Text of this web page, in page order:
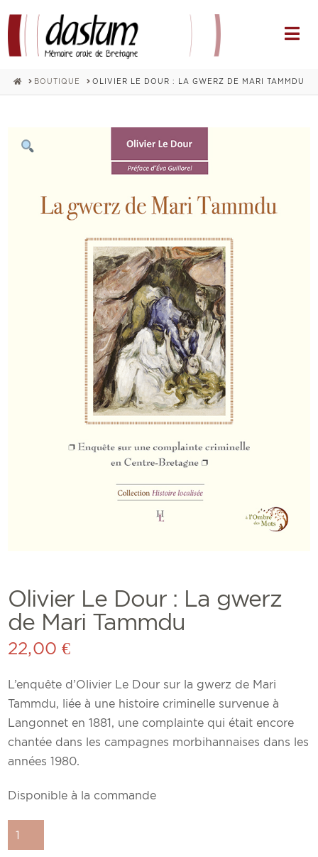
HOMEBOUTIQUE OLIVIER LE DOUR : LA GWERZ DE MARI TAMMDU
Olivier Le Dour : La gwerz
de Mari Tammdu
22,00 €
L’enquête d’Olivier Le Dour sur la gwerz de Mari
Tammdu, liée à une histoire criminelle survenue à
Langonnet en 1881, une complainte qui était encore
chantée dans les campagnes morbihannaises dans les
années 1980.
Disponible à la commande
quantité
de